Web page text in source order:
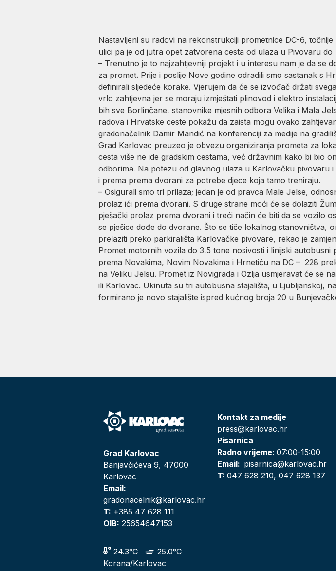
Nastavljeni su radovi na rekonstrukciji prometnice DC-6,
ulici pa je od jutra opet zatvorena cesta od ulaza u Pivovaru
– Trenutno je to najzahtjevniji projekt i u interesu nam je da se
za promet. Prije i poslije Nove godine odradili smo sastanak s
definirali sljedeće korake. Vjerujem da će se izvođač držati
vrlo zahtjevna jer se moraju izmještati plinovod i elektro
bih sve Borlinčane, stanovnike mjesnih odbora Velika i Mala
radova i Hrvatske ceste pokažu da zaista mogu ovako
gradonačelnik Damir Mandić na konferenciji za medije na
Grad Karlovac preuzeo je obvezu organiziranja prometa za
cesta više ne ide gradskim cestama, već državnim kako bi bio
odborima. Na potezu od glavnog ulaza u Karlovačku pivovaru
i prema prema dvorani za potrebe djece koja tamo treniraju.
– Osigurali smo tri prilaza; jedan je od pravca Male Jelse,
prolaz ići prema dvorani. S druge strane moći će se dolaziti
pješački prolaz prema dvorani i treći način će biti da se vozilo
se pješice dođe do dvorane. Što se tiče lokalnog stanovništva,
prelaziti preko parkirališta Karlovačke pivovare, rekao je
Promet motornih vozila do 3,5 tone nosivosti i linijski
prema Novakima, Novim Novakima i Hrnetiću na DC – 228
na Veliku Jelsu. Promet iz Novigrada i Ozlja usmjeravat će se
ili Karlovac. Ukinuta su tri autobusna stajališta; u Ljubljanskoj,
formirano je novo stajalište ispred kućnog broja 20 u
Grad Karlovac
Banjavčićeva 9, 47000
Karlovac
Email:
gradonacelnik@karlovac.hr
T: +385 47 628 111
OIB: 25654647153
24.3°C
25.0°C
Korana/Karlovac
Kontakt za medije
press@karlovac.hr
Pisarnica
Radno vrijeme: 07:00-15:00
Email: pisarnica@karlovac.hr
T:047 628 210, 047 628 137